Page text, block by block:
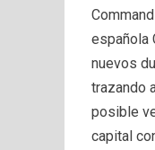
española
nuevos
trazando
posible
capital